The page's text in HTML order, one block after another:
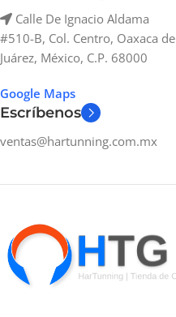
Calle De Ignacio Aldama
#510-B, Col. Centro, Oaxaca de
Juárez, México, C.P. 68000
Google Maps
Escríbenos
ventas@hartunning.com.mx